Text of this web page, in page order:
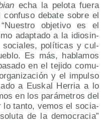
echa la pelo­ta fue­ra
deba­te sobre el
Nues­tro obje­ti­vo es el
adap­ta­do a la idio­sin­
polí­ti­cas y cul­
Es más, habla­mos
en el teji­do comu­
y el impul­so
a Eus­kal Herria a lo
en los pará­me­tros del
lo tan­to, vemos el socia­
de la demo­cra­cia